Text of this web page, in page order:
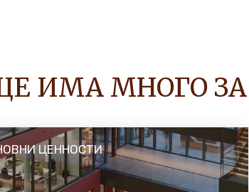
ИМА МНОГО
ЦЕННОСТИ